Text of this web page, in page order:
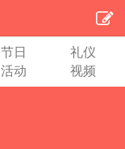
节日
礼仪
活动 视频